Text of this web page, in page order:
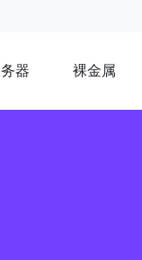
器 裸金属